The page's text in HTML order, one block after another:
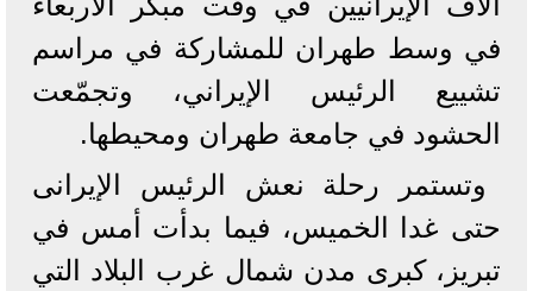
في وسط طهران للمشاركة في مراسم
تشييع الرئيس الإيراني، وتجمّعت
الحشود في جامعة طهران ومحيطها.
وتستمر رحلة نعش الرئيس الإيرانى
حتى غدا الخميس، فيما بدأت أمس في
تبريز، كبرى مدن شمال غرب البلاد التي